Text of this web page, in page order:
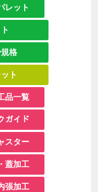
レット
ット
規格
ット
品一覧
ガイド
スター
蓋加工
張加工